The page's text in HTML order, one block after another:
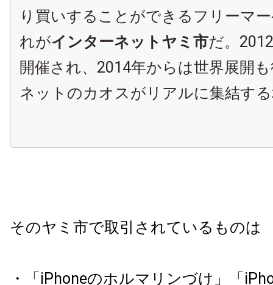
り買いすることができるフリーマ
れがインターネットヤミ市だ。
開催され、2014年からは世界展開
ネットのカオスがリアルに集結す
そのヤミ市で取引されているものは
・「iPhoneのホルマリンづけ」「